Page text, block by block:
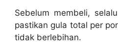
Sebelum membeli,
pastikan gula total per
tidak berlebihan.